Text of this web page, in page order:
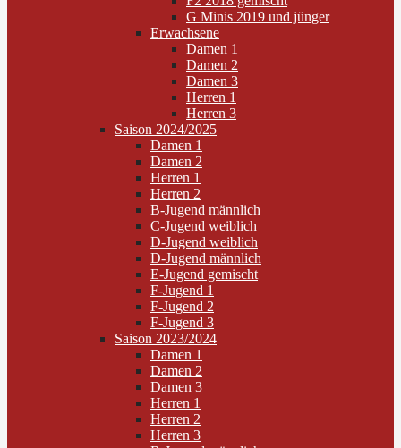
G Minis 2019 und jünger
Erwachsene
Damen 1
Damen 2
Damen 3
Herren 1
Herren 3
Saison 2024/2025
Damen 1
Damen 2
Herren 1
Herren 2
B-Jugend männlich
C-Jugend weiblich
D-Jugend weiblich
D-Jugend männlich
E-Jugend gemischt
F-Jugend 1
F-Jugend 2
F-Jugend 3
Saison 2023/2024
Damen 1
Damen 2
Damen 3
Herren 1
Herren 2
Herren 3